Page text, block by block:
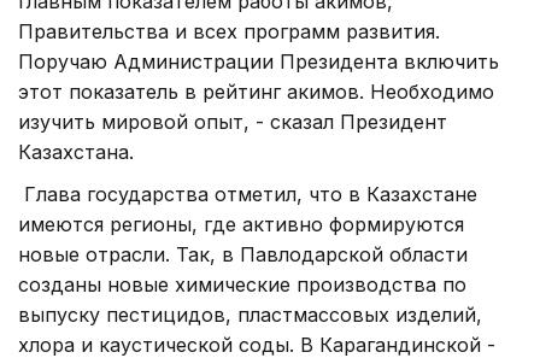
Правительства и всех программ развития.
Поручаю Администрации Президента включить
этот показатель в рейтинг акимов. Необходимо
изучить мировой опыт, - сказал Президент
Казахстана.
Глава государства отметил, что в Казахстане
имеются регионы, где активно формируются
новые отрасли. Так, в Павлодарской области
созданы новые химические производства по
выпуску пестицидов, пластмассовых изделий,
хлора и каустической соды. В Карагандинской -